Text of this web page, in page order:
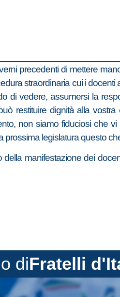
precedenti di mettere
straordinaria cui i docenti
vedere, assumersi la
restituire dignità alla
non siamo fiduciosi che
legislatura questo
manifestazione dei
diFratelli